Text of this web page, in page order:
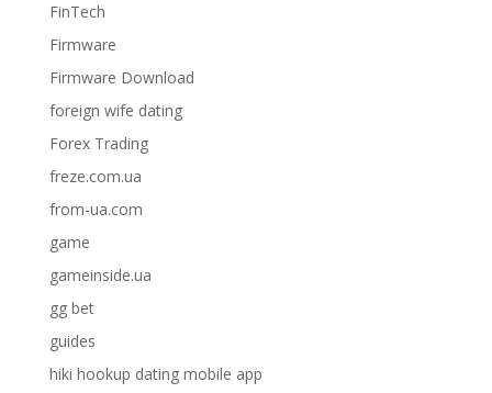
FinTech
Firmware
Firmware Download
foreign wife dating
Forex Trading
freze.com.ua
from-ua.com
game
gameinside.ua
gg bet
guides
hiki hookup dating mobile app